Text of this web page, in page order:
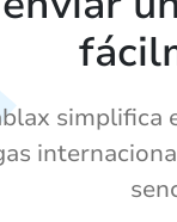
simplifica